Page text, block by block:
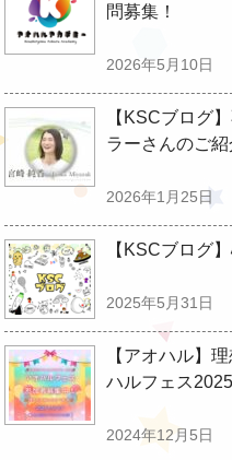
問募集！
2026年5月10日
【KSCブログ
ラーさんのご紹
2026年1月25日
【KSCブログ
2025年5月31日
【アオハル】
ハルフェス
2024年12月5日